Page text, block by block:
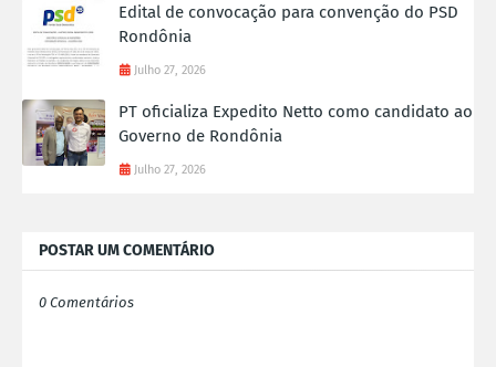
Edital de convocação para convenção do PSD
Rondônia
Julho 27, 2026
PT oficializa Expedito Netto como candidato ao
Governo de Rondônia
Julho 27, 2026
POSTAR UM COMENTÁRIO
0 Comentários